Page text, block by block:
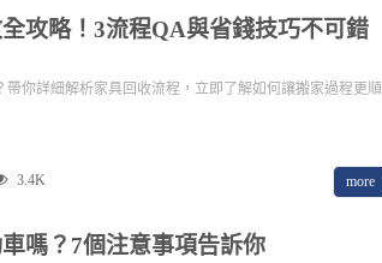
攻略！3流程QA與省錢技巧不可錯
你詳細解析家具回收流程，立即了解如何讓搬家過程更順
3.4K more
嗎？7個注意事項告訴你